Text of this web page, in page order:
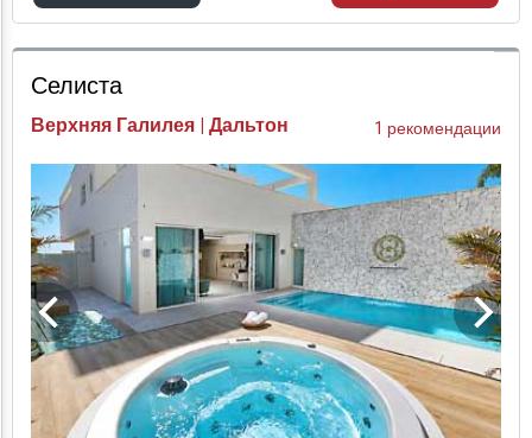
Проверка цен
Селиста
Верхняя Галилея | Дальтон 1 рекомендации